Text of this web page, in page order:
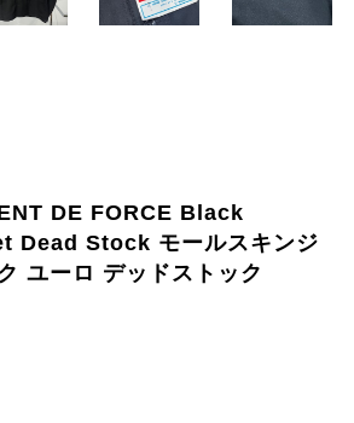
DE FORCE Black
Dead Stock モールスキンジ
ユーロ デッドストック